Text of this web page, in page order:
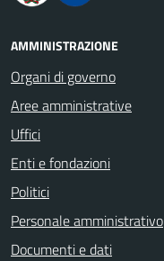
AMMINISTRAZIONE
Organi di governo
Aree amministrative
Uffici
Enti e fondazioni
Politici
Personale amministrativo
Documenti e dati